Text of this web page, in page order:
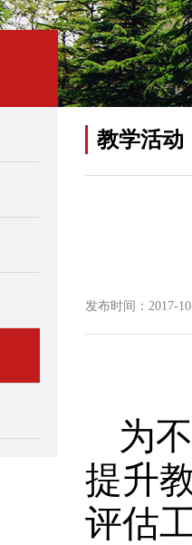
教学活动
发布时间：2017-
为
提升
评估